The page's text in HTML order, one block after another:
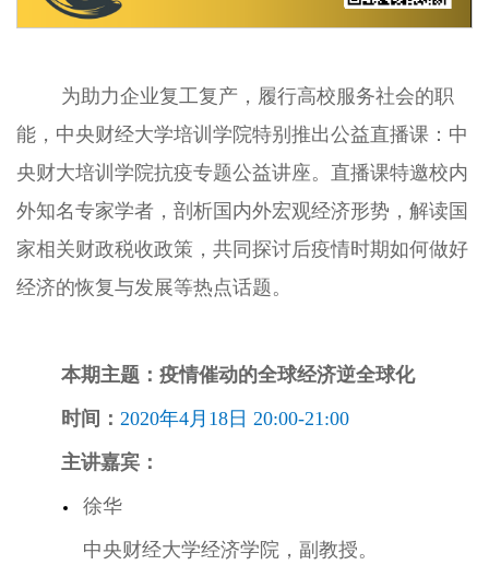
为助力企业复工复产，履行高校服务社会的职
能，中央财经大学培训学院特别推出公益直播课：中
央财大培训学院抗疫专题公益讲座。直播课特邀校内
外知名专家学者，剖析国内外宏观经济形势，解读国
家相关财政税收政策，共同探讨后疫情时期如何做好
经济的恢复与发展等热点话题。
本期主题：疫情催动的全球经济逆全球化
时间： 2020年4月18日 20:00-21:00
主讲嘉宾：
徐华
中央财经大学经济学院，副教授。